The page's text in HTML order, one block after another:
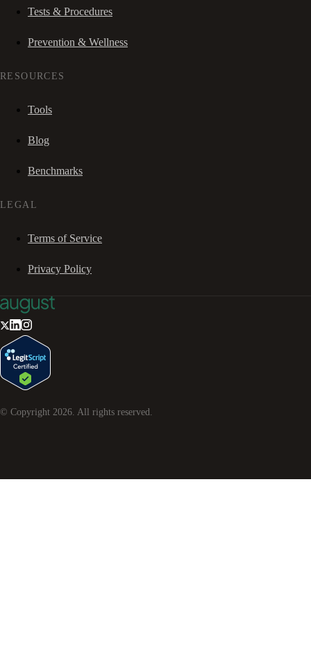
Tests & Procedures
Prevention & Wellness
RESOURCES
Tools
Blog
Benchmarks
LEGAL
Terms of Service
Privacy Policy
© Copyright 2026 . All rights reserved.